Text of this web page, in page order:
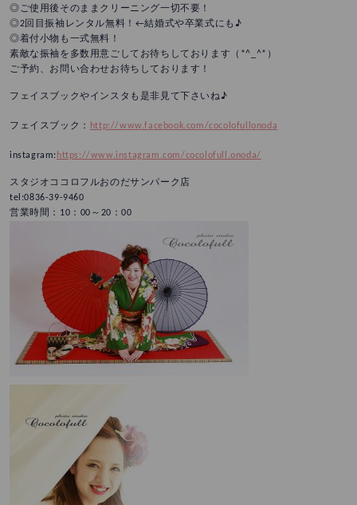
◎ご使用後そのままクリーニング一切不要！
◎2回目振袖レンタル無料！←結婚式や卒業式にも♪
◎着付小物も一式無料！
素敵な振袖を多数用意ごしてお待ちしております（*^_^*）
ご予約、お問い合わせお待ちしております！
フェイスブックやインスタも是非見て下さいね♪
フェイスブック： http://www.facebook.com/cocolofullonoda
instagram: https://www.instagram.com/cocolofull.onoda/
スタジオココロフルおのだサンパーク店
tel:0836-39-9460
営業時間：10：00～20：00